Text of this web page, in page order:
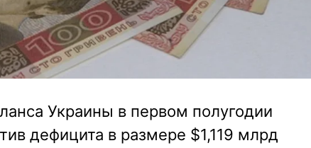
Украины в первом полугодии
дефицита в размере $1,119 млрд